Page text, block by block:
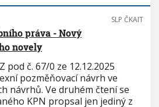
SLP ČKAIT
práva - Nový
novely
pod č. 67/0 ze 12.12.2025
pozměňovací návrh ve
návrhů. Ve druhém čtení se
KPN propsal jen jediný z